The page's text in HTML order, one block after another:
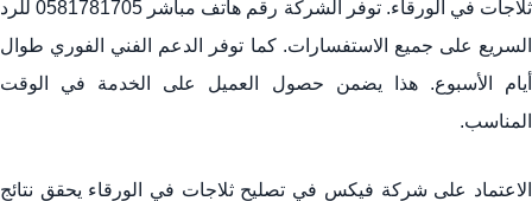
ثلاجات في الورقاء. توفر الشركة رقم هاتف مباشر 0581781705للرد
السريع على جميع الاستفسارات. كما توفر الدعم الفني الفوري طوال
أيام الأسبوع. هذا يضمن حصول العميل على الخدمة في الوقت
المناسب.
الاعتماد على شركة فيكس في تصليح ثلاجات في الورقاء يحقق نتائج